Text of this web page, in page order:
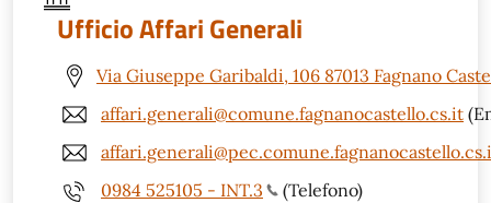
Ufficio Affari Generali
Via Giuseppe Garibaldi, 106 87013 Fagnano
affari.generali@comune.fagnanocastello.cs.it
0984 525105 - INT.3
(Telefono)